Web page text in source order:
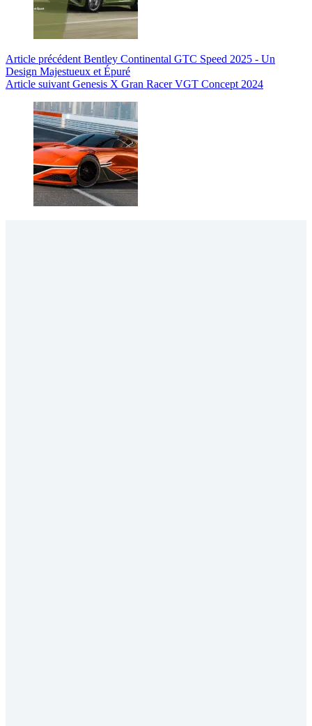
Article précédent Bentley Continental GTC Speed 2025 - Un
Design Majestueux et Épuré
Article suivant Genesis X Gran Racer VGT Concept 2024